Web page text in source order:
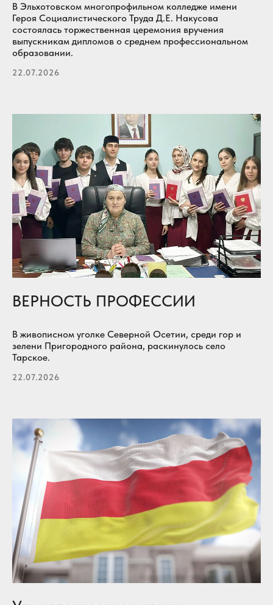
В Эльхотовском многопрофильном колледже имени
Героя Социалистического Труда Д.Е. Накусова
состоялась торжественная церемония вручения
выпускникам дипломов о среднем профессиональном
образовании.
22.07.2026
ВЕРНОСТЬ ПРОФЕССИИ
В живописном уголке Северной Осетии, среди гор и
зелени Пригородного района, раскинулось село
Тарское.
22.07.2026